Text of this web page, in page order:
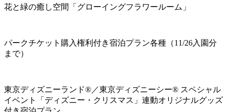
花と緑の癒し空間「グローイングフラワールーム」
パークチケット購入権利付き宿泊プラン各種（11/26入園分
まで）
東京ディズニーランド®／東京ディズニーシー® スペシャル
イベント「ディズニー・クリスマス」連動オリジナルグッズ